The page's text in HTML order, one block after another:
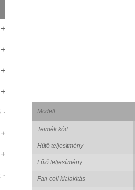
Modell
Termék kód
Hűtő teljesítmény
Fűtő teljesítmény
Fan-coil kialakítás